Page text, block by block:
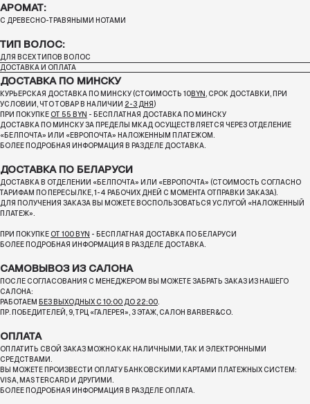
АРОМАТ:
С ДРЕВЕСНО-ТРАВЯНЫМИ НОТАМИ
ТИП ВОЛОС:
ДЛЯ ВСЕХ ТИПОВ ВОЛОС
ДОСТАВКА И ОПЛАТА
ДОСТАВКА ПО МИНСКУ
КУРЬЕРСКАЯ ДОСТАВКА ПО МИНСКУ (СТОИМОСТЬ 10BYN, СРОК ДОСТАВКИ, ПРИ
УСЛОВИИ, ЧТО ТОВАР В НАЛИЧИИ 2-3 ДНЯ )
ПРИ ПОКУПКЕ ОТ 55 BYN - БЕСПЛАТНАЯ ДОСТАВКА ПО МИНСКУ
ДОСТАВКА ПО МИНСКУ ЗА ПРЕДЕЛЫ МКАД ОСУЩЕСТВЛЯЕТСЯ ЧЕРЕЗ ОТДЕЛЕНИЕ
«БЕЛПОЧТА» ИЛИ «ЕВРОПОЧТА» НАЛОЖЕННЫМ ПЛАТЕЖОМ.
БОЛЕЕ ПОДРОБНАЯ ИНФОРМАЦИЯ В РАЗДЕЛЕ ДОСТАВКА.
ДОСТАВКА ПО БЕЛАРУСИ
ДОСТАВКА В ОТДЕЛЕНИИ «БЕЛПОЧТА» ИЛИ «ЕВРОПОЧТА» (СТОИМОСТЬ СОГЛАСНО
ТАРИФАМ ПО ПЕРЕСЫЛКЕ, 1-4 РАБОЧИХ ДНЕЙ С МОМЕНТА ОТПРАВКИ ЗАКАЗА).
ДЛЯ ПОЛУЧЕНИЯ ЗАКАЗА ВЫ МОЖЕТЕ ВОСПОЛЬЗОВАТЬСЯ УСЛУГОЙ «НАЛОЖЕННЫЙ
ПЛАТЕЖ».
ПРИ ПОКУПКЕ ОТ 100 BYN - БЕСПЛАТНАЯ ДОСТАВКА ПО БЕЛАРУСИ
БОЛЕЕ ПОДРОБНАЯ ИНФОРМАЦИЯ В РАЗДЕЛЕ ДОСТАВКА.
САМОВЫВОЗ ИЗ САЛОНА
ПОСЛЕ СОГЛАСОВАНИЯ С МЕНЕДЖЕРОМ ВЫ МОЖЕТЕ ЗАБРАТЬ ЗАКАЗ ИЗ НАШЕГО
САЛОНА:
РАБОТАЕМ БЕЗ ВЫХОДНЫХ С 10:00 ДО 22:00.
ПР. ПОБЕДИТЕЛЕЙ, 9, ТРЦ «ГАЛЕРЕЯ», 3 ЭТАЖ, САЛОН BARBER&CO.
ОПЛАТА
ОПЛАТИТЬ СВОЙ ЗАКАЗ МОЖНО КАК НАЛИЧНЫМИ, ТАК И ЭЛЕКТРОННЫМИ
СРЕДСТВАМИ.
ВЫ МОЖЕТЕ ПРОИЗВЕСТИ ОПЛАТУ БАНКОВСКИМИ КАРТАМИ ПЛАТЕЖНЫХ СИСТЕМ:
VISA, MASTERCARD И ДРУГИМИ.
БОЛЕЕ ПОДРОБНАЯ ИНФОРМАЦИЯ В РАЗДЕЛЕ ОПЛАТА.